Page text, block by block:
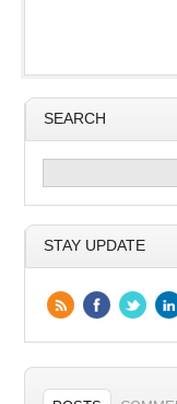
SEARCH
STAY UPDATE